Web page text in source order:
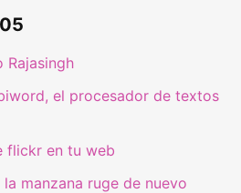
Rajasingh
el procesador de textos
flickr en tu web
la manzana ruge de nuevo